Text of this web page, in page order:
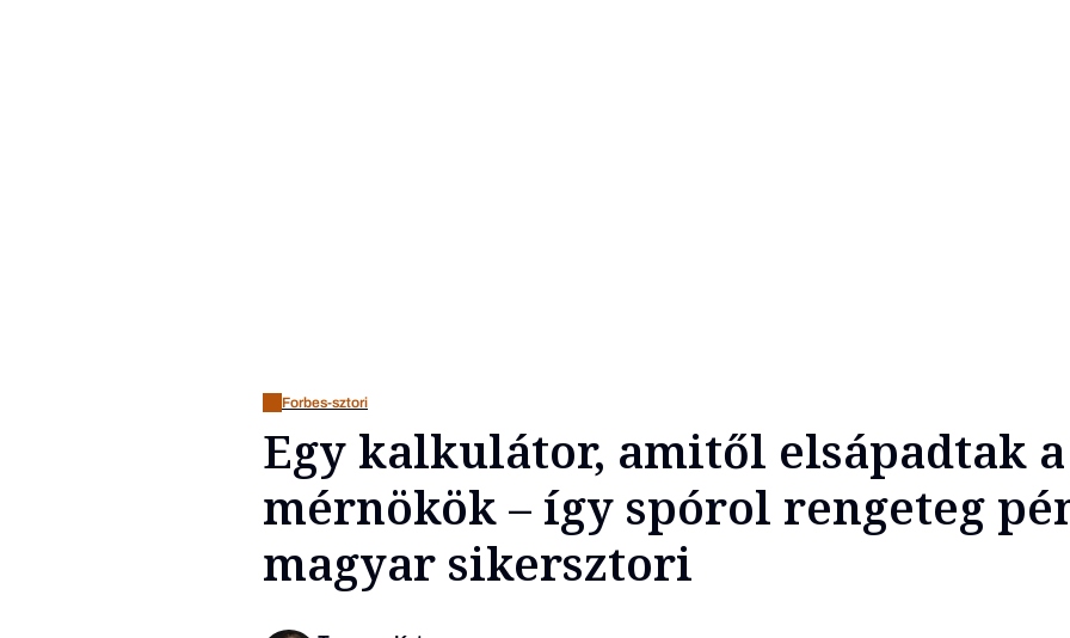
Forbes-sztori
Egy kalkulátor, amitől elsápadtak a
mérnökök – így spórol rengeteg
magyar sikersztori